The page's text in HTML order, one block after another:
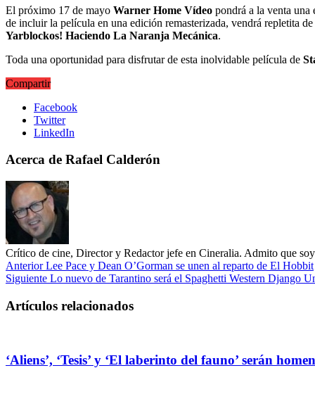
El próximo 17 de mayo Warner Home Vídeo pondrá a la venta una
de incluir la película en una edición remasterizada, vendrá repletita
Yarblockos! Haciendo La Naranja Mecánica.
Toda una oportunidad para disfrutar de esta inolvidable película de
Compartir
Facebook
Twitter
LinkedIn
Acerca de Rafael Calderón
Crítico de cine, Director y Redactor jefe en Cineralia. Admito que
AnteriorLee Pace y Dean O’Gorman se unen al reparto de El Hobbit
Siguiente Lo nuevo de Tarantino será el Spaghetti Western Django
Artículos relacionados
‘Aliens’, ‘Tesis’ y ‘El laberinto del fauno’ serán